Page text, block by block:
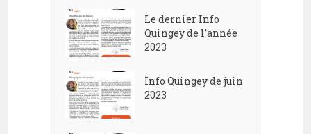
Le dernier Info
Quingey de l’année
2023
Info Quingey de juin
2023